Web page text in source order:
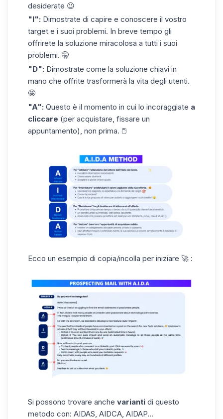
desiderate 😉
"I": Dimostrate di capire e conoscere il vostro
target e i suoi problemi. In breve tempo gli
offrirete la soluzione miracolosa a tutti i suoi
problemi. 🤫
"D": Dimostrate come la soluzione chiavi in
mano che offrite trasformerà la vita degli utenti.
🤩
"A": Questo è il momento in cui lo incoraggiate a
cliccare (per acquistare, fissare un
appuntamento), non prima. 🖱️
Ecco un esempio di copia/incolla per iniziare 🚀 :
Si possono trovare anche varianti di questo
metodo con: AIDAS, AIDCA, AIDAP...